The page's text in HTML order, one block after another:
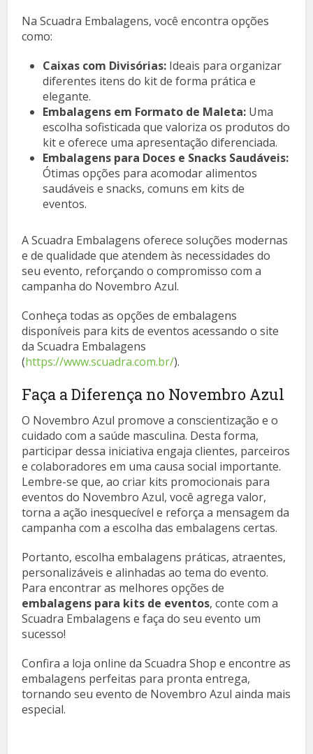
Na Scuadra Embalagens, você encontra opções
como:
Caixas com Divisórias: Ideais para organizar
diferentes itens do kit de forma prática e
elegante.
Embalagens em Formato de Maleta: Uma
escolha sofisticada que valoriza os produtos do
kit e oferece uma apresentação diferenciada.
Embalagens para Doces e Snacks Saudáveis:
Ótimas opções para acomodar alimentos
saudáveis e snacks, comuns em kits de
eventos.
A Scuadra Embalagens oferece soluções modernas
e de qualidade que atendem às necessidades do
seu evento, reforçando o compromisso com a
campanha do Novembro Azul.
Conheça todas as opções de embalagens
disponíveis para kits de eventos acessando o site
da Scuadra Embalagens
(https://www.scuadra.com.br/).
Faça a Diferença no Novembro Azul
O Novembro Azul promove a conscientização e o
cuidado com a saúde masculina. Desta forma,
participar dessa iniciativa engaja clientes, parceiros
e colaboradores em uma causa social importante.
Lembre-se que, ao criar kits promocionais para
eventos do Novembro Azul, você agrega valor,
torna a ação inesquecível e reforça a mensagem da
campanha com a escolha das embalagens certas.
Portanto, escolha embalagens práticas, atraentes,
personalizáveis e alinhadas ao tema do evento.
Para encontrar as melhores opções de
embalagens para kits de eventos, conte com a
Scuadra Embalagens e faça do seu evento um
sucesso!
Confira a loja online da Scuadra Shop e encontre as
embalagens perfeitas para pronta entrega,
tornando seu evento de Novembro Azul ainda mais
especial.